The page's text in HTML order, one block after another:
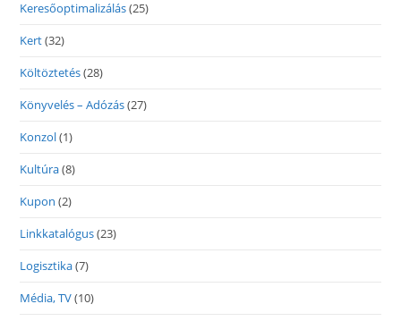
Keresőoptimalizálás(25)
Kert(32)
Költöztetés(28)
Könyvelés – Adózás(27)
Konzol(1)
Kultúra(8)
Kupon (2)
Linkkatalógus(23)
Logisztika(7)
Média, TV(10)